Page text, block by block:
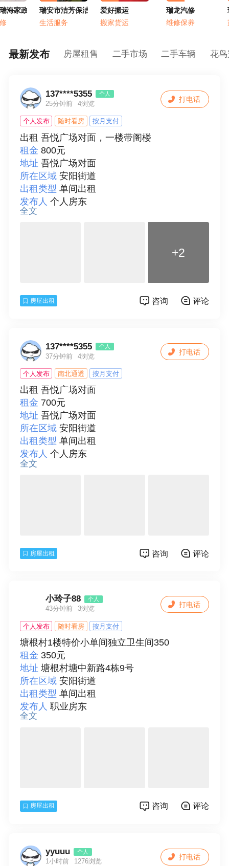
家政服务部瑞安市洁芳保洁服务有限公司
生活服务
爱好搬运
搬家货运
瑞龙汽修
维修保养
最新发布 房屋租售 二手市场 二手车辆 花
137****5355 个人
25分钟前 4浏览
个人发布 随时看房 按月支付
出租 吾悦广场对面，一楼带阁楼
租金 800元
地址 吾悦广场对面
所在区域 安阳街道
出租类型 单间出租
发布人 个人房东
面积
详细描述
出租，吾悦广场对面一楼带阁楼，可
全文
+2
打电话
房屋出租 咨询 评论
137****5355 个人
37分钟前 4浏览
个人发布 南北通透 按月支付
出租 吾悦广场对面
租金 700元
地址 吾悦广场对面
所在区域 安阳街道
出租类型 单间出租
发布人 个人房东
面积
付款方式
全文
打电话
房屋出租 咨询 评论
小玲子88 个人
43分钟前 3浏览
个人发布 随时看房 按月支付
塘根村1楼特价小单间独立卫生间350
租金 350元
地址 塘根村塘中新路4栋9号
所在区域 安阳街道
出租类型 单间出租
发布人 职业房东
面积
全文
打电话
房屋出租 咨询 评论
yyuuu 个人
1小时前 1276浏览
打电话